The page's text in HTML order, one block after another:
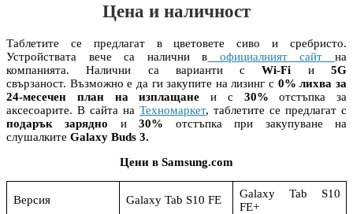
Цена и наличност
Таблетите се предлагат в цветовете сиво и сребристо.
Устройствата вече са налични в официалният сайтна
компанията. Налични са варианти сWi-Fi и5G
свързаност. Възможно е да ги закупите на лизинг с 0% лихва за
24-месечен план на изплащане и с 30% отстъпка за
аксесоарите. В сайта на Техномаркет, таблетите се предлагат с
подарък зарядно и30% отстъпка при закупуване на
слушалките Galaxy Buds 3.
Цени в Samsung.com
Версия Galaxy Tab S10 FE
Galaxy Tab S10
FE+